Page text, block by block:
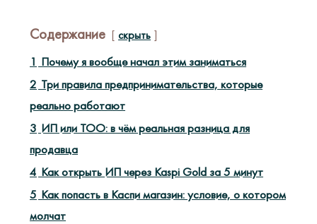
Содержание скрыть
1 Почему я вообще начал этим заниматься
2 Три правила предпринимательства, которые
реально работают
3 ИП или ТОО: в чём реальная разница для
продавца
4 Как открыть ИП через Kaspi Gold за 5 минут
5 Как попасть в Каспи магазин: условие, о котором
молчат